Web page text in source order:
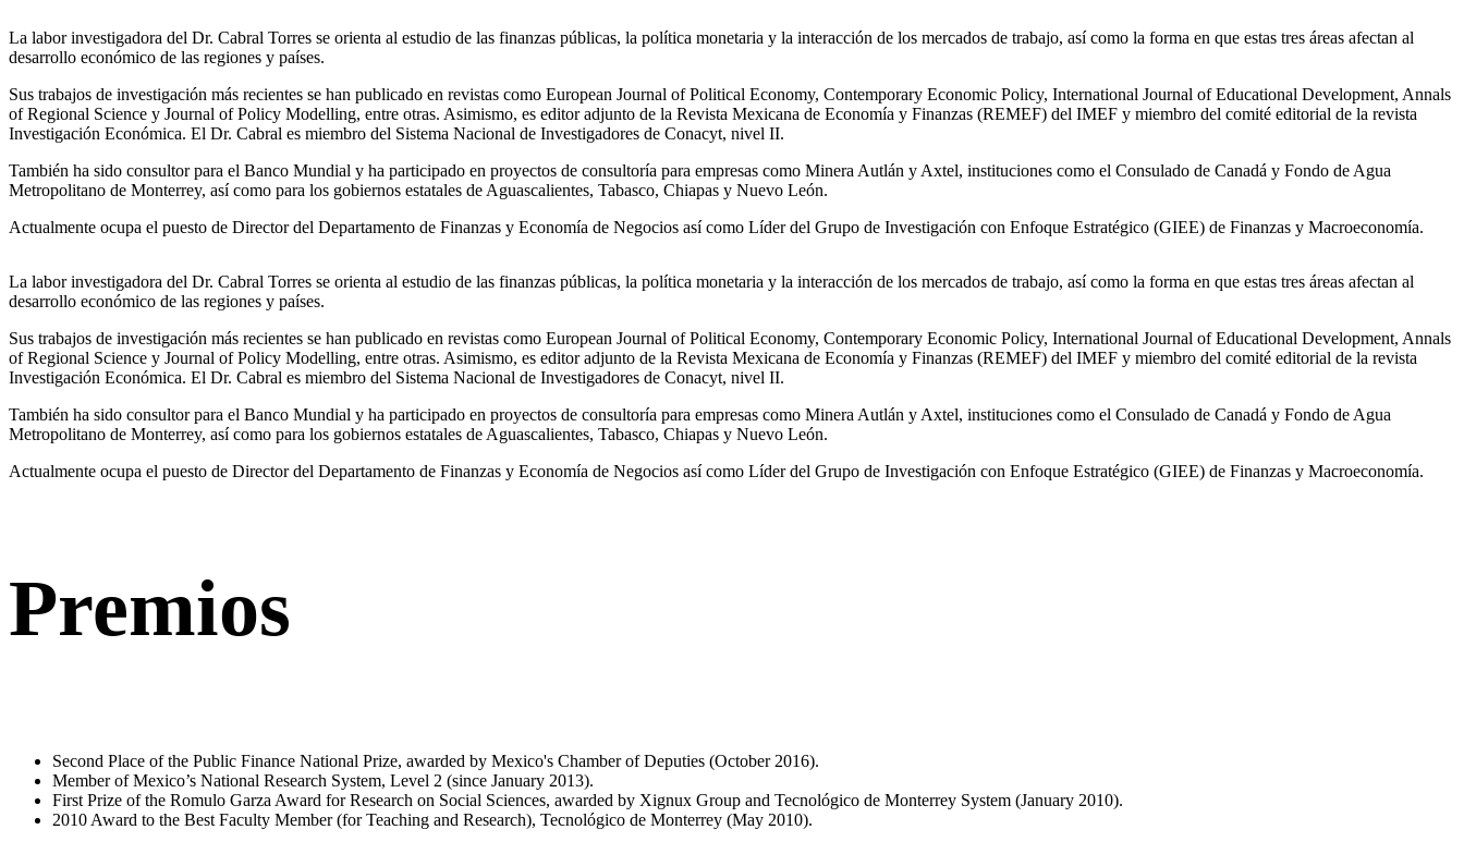
La labor investigadora del Dr. Cabral Torres se orienta al estudio de las finanzas públicas, la política monetaria y la interacción de los mercados de trabajo, así como la forma en que estas tres áreas afectan al
desarrollo económico de las regiones y países.
Sus trabajos de investigación más recientes se han publicado en revistas como European Journal of Political Economy, Contemporary Economic Policy, International Journal of Educational Development, Annals
of Regional Science y Journal of Policy Modelling, entre otras. Asimismo, es editor adjunto de la Revista Mexicana de Economía y Finanzas (REMEF) del IMEF y miembro del comité editorial de la revista
Investigación Económica. El Dr. Cabral es miembro del Sistema Nacional de Investigadores de Conacyt, nivel II.
También ha sido consultor para el Banco Mundial y ha participado en proyectos de consultoría para empresas como Minera Autlán y Axtel, instituciones como el Consulado de Canadá y Fondo de Agua
Metropolitano de Monterrey, así como para los gobiernos estatales de Aguascalientes, Tabasco, Chiapas y Nuevo León.
Actualmente ocupa el puesto de Director del Departamento de Finanzas y Economía de Negocios así como Líder del Grupo de Investigación con Enfoque Estratégico (GIEE) de Finanzas y Macroeconomía.
La labor investigadora del Dr. Cabral Torres se orienta al estudio de las finanzas públicas, la política monetaria y la interacción de los mercados de trabajo, así como la forma en que estas tres áreas afectan al
desarrollo económico de las regiones y países.
Sus trabajos de investigación más recientes se han publicado en revistas como European Journal of Political Economy, Contemporary Economic Policy, International Journal of Educational Development, Annals
of Regional Science y Journal of Policy Modelling, entre otras. Asimismo, es editor adjunto de la Revista Mexicana de Economía y Finanzas (REMEF) del IMEF y miembro del comité editorial de la revista
Investigación Económica. El Dr. Cabral es miembro del Sistema Nacional de Investigadores de Conacyt, nivel II.
También ha sido consultor para el Banco Mundial y ha participado en proyectos de consultoría para empresas como Minera Autlán y Axtel, instituciones como el Consulado de Canadá y Fondo de Agua
Metropolitano de Monterrey, así como para los gobiernos estatales de Aguascalientes, Tabasco, Chiapas y Nuevo León.
Actualmente ocupa el puesto de Director del Departamento de Finanzas y Economía de Negocios así como Líder del Grupo de Investigación con Enfoque Estratégico (GIEE) de Finanzas y Macroeconomía.
Premios
Second Place of the Public Finance National Prize, awarded by Mexico's Chamber of Deputies (October 2016).
Member of Mexico’s National Research System, Level 2 (since January 2013).
First Prize of the Romulo Garza Award for Research on Social Sciences, awarded by Xignux Group and Tecnológico de Monterrey System (January 2010).
2010 Award to the Best Faculty Member (for Teaching and Research), Tecnológico de Monterrey (May 2010).